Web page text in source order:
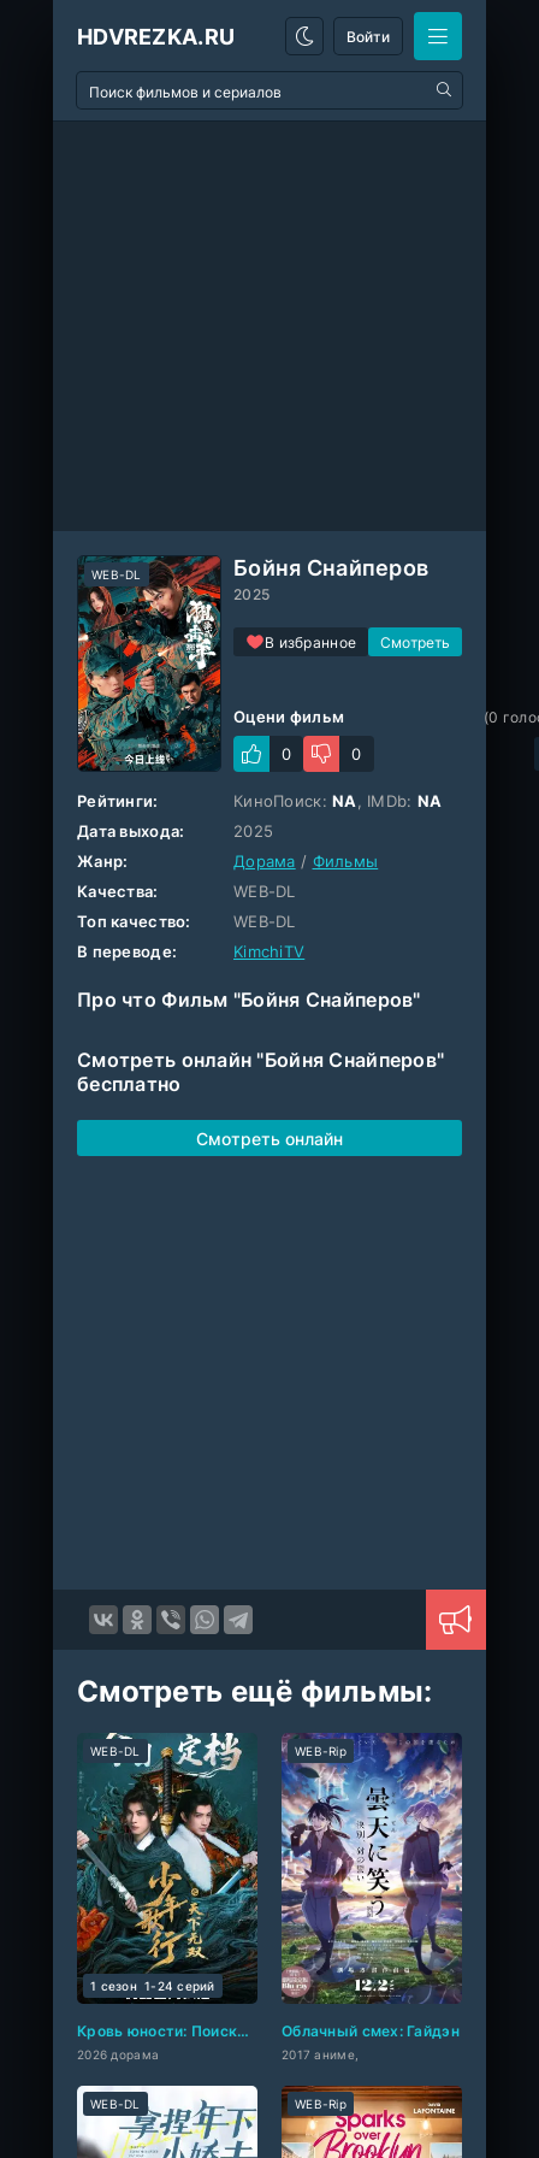
HDVREZKA.RU Войти
Бойня Снайперов
2025
В избранное
WEB-DL
Оцени фильм
0
0
(0
Рейтинги: КиноПоиск:NA , IMDb: NA
Дата выхода:
2025
Жанр:
Дорама / Фильмы
Качества:
WEB-DL
Топ качество:
WEB-DL
В переводе:
KimchiTV
Про что Фильм "Бойня Снайперов"
Смотреть онлайн "Бойня Снайперов"
бесплатно
Смотреть онлайн
Смотреть ещё фильмы:
Кровь юности: Поиски отважных сердец
2026 дорама
WEB-DL
1 сезон 1-24 cерий
Облачный смех: Гайдэн
2017 аниме,
WEB-Rip
WEB-DL WEB-Rip